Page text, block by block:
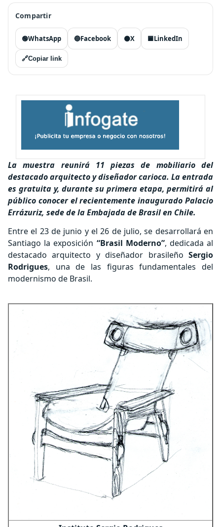
Compartir
🟢WhatsApp 🔵Facebook ⚫X 🟦LinkedIn
🔗Copiar link
La muestra reunirá 11 piezas de mobiliario del
destacado arquitecto y diseñador carioca. La entrada
es gratuita y, durante su primera etapa, permitirá al
público conocer el recientemente inaugurado Palacio
Errázuriz, sede de la Embajada de Brasil en Chile.
Entre el 23 de junio y el 26 de julio, se desarrollará en
Santiago la exposición “Brasil Moderno”, dedicada al
destacado arquitecto y diseñador brasileño Sergio
Rodrigues, una de las figuras fundamentales del
modernismo de Brasil.